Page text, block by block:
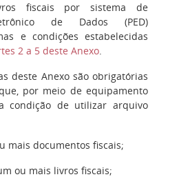
fiscais por sistema de
de Dados (PED)
e condições estabelecidas
2 a 5 deste Anexo.
deste Anexo são obrigatórias
por meio de equipamento
condição de utilizar arquivo
mais documentos fiscais;
ou mais livros fiscais;